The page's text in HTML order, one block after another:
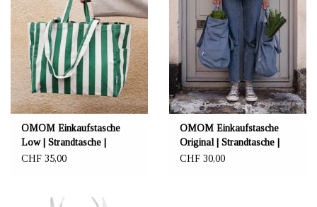
OMOM Einkaufstasche
Low | Strandtasche |
Tragetasche aus Bio-
CHF 35,00
OMOM Einkaufstasche
Original | Strandtasche |
Tragetasche aus Bio-
CHF 30,00